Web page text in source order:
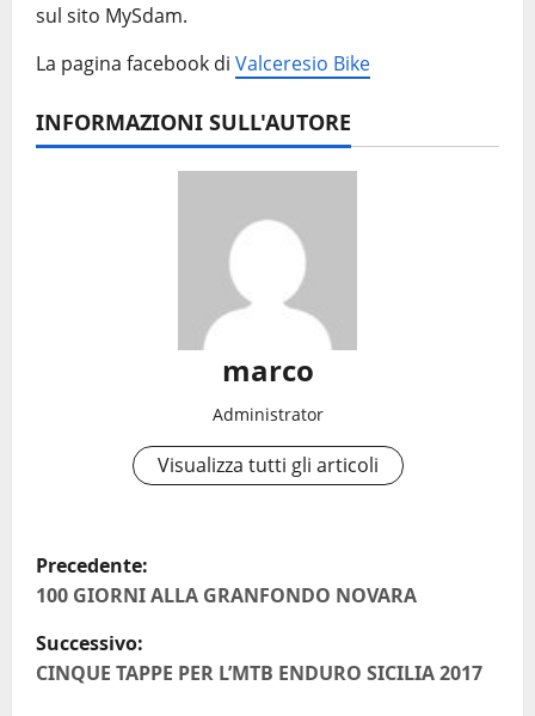
sul sito MySdam.
La pagina facebook di Valceresio Bike
INFORMAZIONI SULL'AUTORE
marco
Administrator
Visualizza tutti gli articoli
N
a
v
Precedente:
100 GIORNI ALLA GRANFONDO NOVARA
Successivo:
CINQUE TAPPE PER L’MTB ENDURO SICILIA 2017